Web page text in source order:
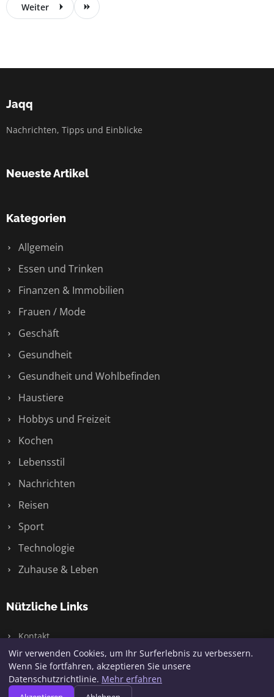
Weiter
Jaqq
Nachrichten, Tipps und Einblicke
Neueste Artikel
Kategorien
Allgemein
Essen und Trinken
Finanzen & Immobilien
Frauen / Mode
Geschäft
Gesundheit
Gesundheit und Wohlbefinden
Haustiere
Hobbys und Freizeit
Kochen
Lebensstil
Nachrichten
Reisen
Sport
Technologie
Zuhause & Leben
Nützliche Links
Kontakt
© 2026 Jaqq. Alle Rechte vorbehalten.
Wir verwenden Cookies, um Ihr Surferlebnis zu verbessern.
Wenn Sie fortfahren, akzeptieren Sie unsere
Datenschutzrichtlinie. Mehr erfahren